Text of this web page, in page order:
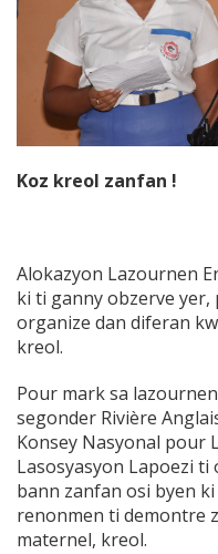
Koz kreol zanfan !
Alokazyon Lazournen
ki ti ganny obzerve
organize dan diferan
kreol.
Pour mark sa
segonder Rivière
Konsey Nasyonal pour
Lasosyasyon Lapoezi
bann zanfan osi byen
renonmen ti demontre
maternel, kreol.